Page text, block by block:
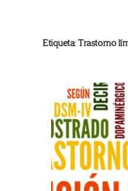
Etiqueta: Trastorno